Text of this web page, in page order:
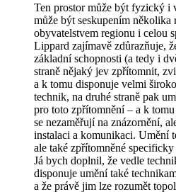
Ten prostor může být fyzický i
může být seskupením několika
obyvatelstvem regionu i celou
Lippard zajímavě zdůrazňuje,
základní schopnosti (a tedy i
straně nějaký jev zpřítomnit,
a k tomu disponuje velmi
technik, na druhé straně pak
pro toto zpřítomnění – a k
se nezaměřují na znázornění,
instalaci a komunikaci. Umění
ale také zpřítomněné
Já bych doplnil, že vedle
disponuje umění také
a že právě jim lze rozumět